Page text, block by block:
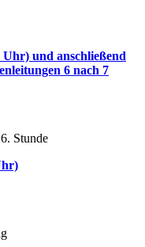
Uhr) und anschließend
6 nach 7
Stunde